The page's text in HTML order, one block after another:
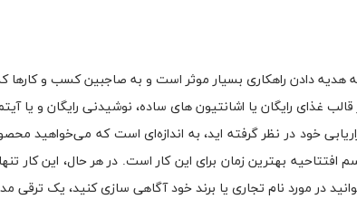
دادن راهکاری بسیار موثر است و به صاجبین کسب و کار‌ها
غذای رایگان یا اشانتیون های ساده، نوشیدنی رایگان و یا
خود در نظر گرفته اید، به اندازه‌ای است که می‌خواهید
افتتاحیه بهترین زمان برای این کار است. در هر حال، این کار
در مورد نام تجاری یا برند خود آگاهی سازی کنید، یک